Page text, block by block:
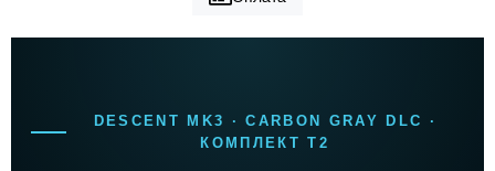
DESCENT MK3 · CARBON GRAY DLC ·
КОМПЛЕКТ T2